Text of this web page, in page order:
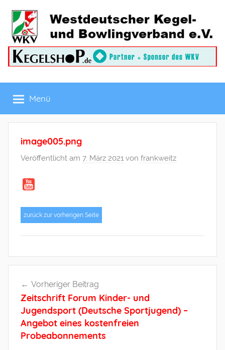
Inhalt
springen
Westdeutscher
Kegel-
und
Bowlingverband
e.V.
Menü
image005.png
Veröffentlicht am 7. März 2021 von frankweitz
zurück zur vorherigen Seite
Vorheriger Beitrag
Zeitschrift Forum Kinder- und
Jugendsport (Deutsche Sportjugend) –
Angebot eines kostenfreien
Probeabonnements